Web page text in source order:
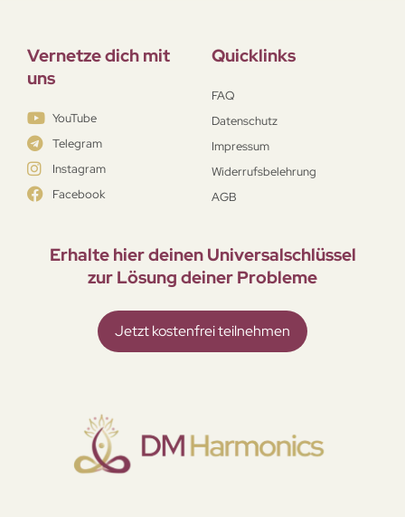
Vernetze dich mit
uns
YouTube
Telegram
Instagram
Facebook
Quicklinks
FAQ
Datenschutz
Impressum
Widerrufsbelehrung
AGB
Erhalte hier deinen Universal­schlüssel
zur Lösung deiner Probleme
Jetzt kostenfrei teilnehmen